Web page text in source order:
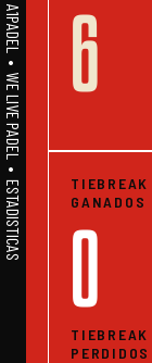
A1PADEL • WE LIVE PADEL • ESTADISTICAS 6
TIEBREAK
GANADOS
0
TIEBREAK
PERDIDOS